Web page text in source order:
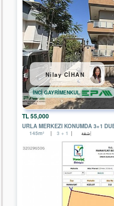
EPA
NOBLE
CİTY
EPA
DORUK
55,000 TL
URLA MERKEZI KONUMDA 3+1
شقة 145m² 3 + 1
İNCİ GAYRİMENKUL
Nilay CİHAN